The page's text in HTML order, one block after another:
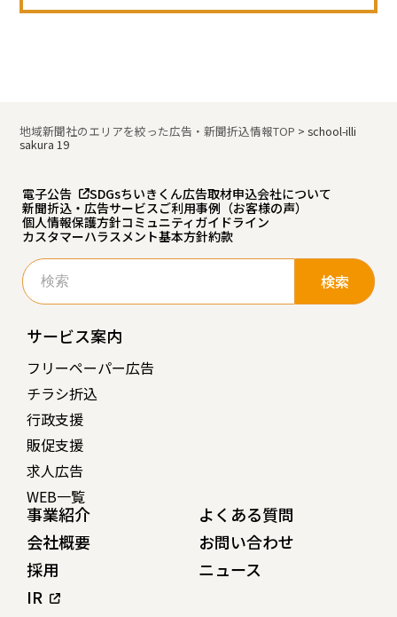
地域新聞社のエリアを絞った広告・新聞折込情報TOP >school-illi
sakura 19
電子公告 SDGsちいきくん広告取材申込会社について
新聞折込・広告サービスご利用事例（お客様の声）
個人情報保護方針コミュニティガイドライン
カスタマーハラスメント基本方針約款
検
索:
サービス案内
フリーペーパー広告
チラシ折込
行政支援
販促支援
求人広告
WEB一覧
事業紹介
会社概要
採用
IR
よくある質問
お問い合わせ
ニュース